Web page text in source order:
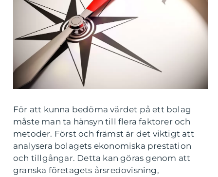
För att kunna bedöma värdet på ett bolag
måste man ta hänsyn till flera faktorer och
metoder. Först och främst är det viktigt att
analysera bolagets ekonomiska prestation
och tillgångar. Detta kan göras genom att
granska företagets årsredovisning,